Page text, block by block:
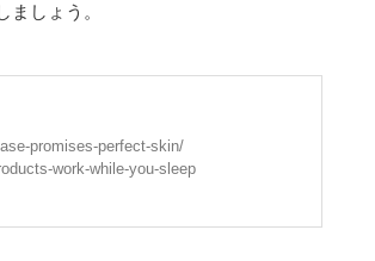
しょう。
promises-perfect-skin/
work-while-you-sleep